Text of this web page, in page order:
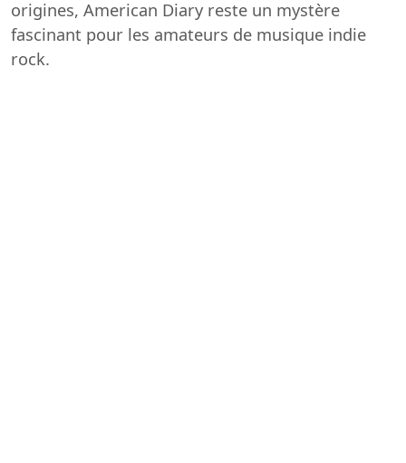
origines, American Diary reste un mystère
fascinant pour les amateurs de musique indie
rock.